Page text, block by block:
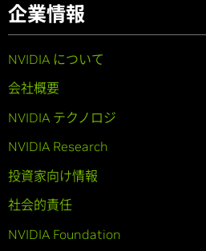
企業情報
NVIDIA について
会社概要
NVIDIA テクノロジ
NVIDIA Research
投資家向け情報
社会的責任
NVIDIA Foundation